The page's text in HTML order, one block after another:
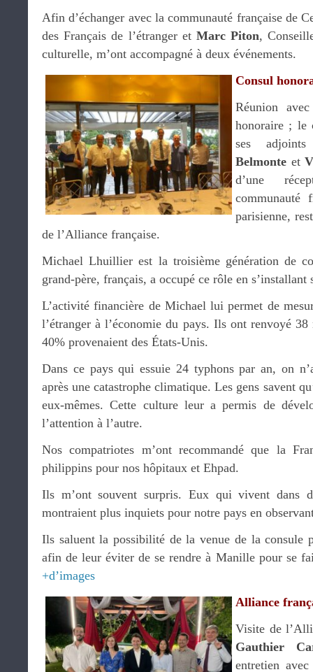
Afin d’échanger avec la communauté française de
des Français de l’étranger et Marc Piton,
culturelle, m’ont accompagné à deux événements.
Consul
Réunion
honoraire ;
ses
Belmonte et
d’une
communauté
parisienne,
de l’Alliance française.
Michael Lhuillier est la troisième génération de
grand-père, français, a occupé ce rôle en s’installant
L’activité financière de Michael lui permet de
l’étranger à l’économie du pays. Ils ont renvoyé
40% provenaient des États-Unis.
Dans ce pays qui essuie 24 typhons par an, on
après une catastrophe climatique. Les gens savent
eux-mêmes. Cette culture leur a permis de
l’attention à l’autre.
Nos compatriotes m’ont recommandé que la
philippins pour nos hôpitaux et Ehpad.
Ils m’ont souvent surpris. Eux qui vivent dans
montraient plus inquiets pour notre pays en
Ils saluent la possibilité de la venue de la consule
afin de leur éviter de se rendre à Manille pour se
+d’images
Alliance
Visite de
Gauthier
entretien